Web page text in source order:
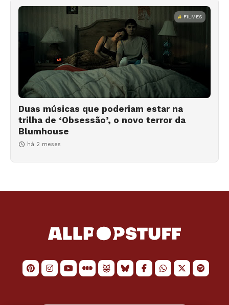
FILMES
Duas músicas que poderiam estar na
trilha de ‘Obsessão’, o novo terror da
Blumhouse
há 2 meses